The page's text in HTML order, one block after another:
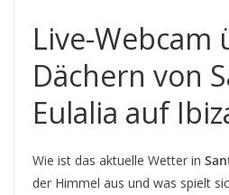
Live-Webcam
Dächern von
Eulalia auf
Wie ist das aktuelle Wetter in
der Himmel aus und was spielt